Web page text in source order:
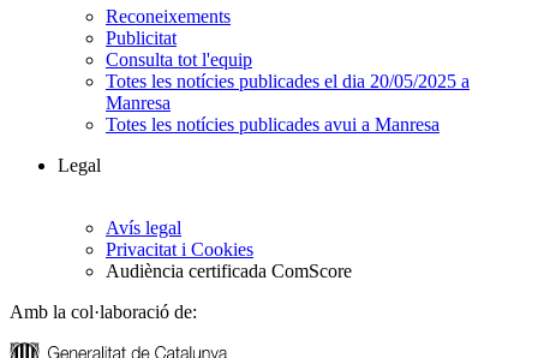
Reconeixements
Publicitat
Consulta tot l'equip
Totes les notícies publicades el dia 20/05/2025 a
Manresa
Totes les notícies publicades avui a Manresa
Legal
Avís legal
Privacitat i Cookies
Audiència certificada ComScore
Amb la col·laboració de: